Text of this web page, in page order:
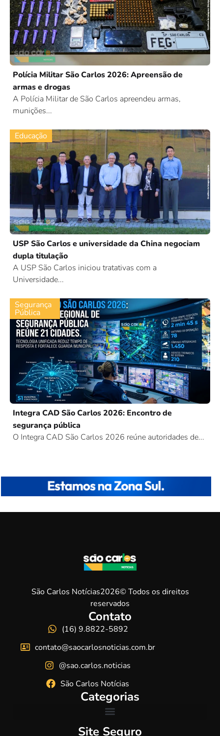
Polícia Militar São Carlos 2026: Apreensão de
armas e drogas
A Polícia Militar de São Carlos apreendeu armas,
munições...
Educação
USP São Carlos e universidade da China negociam
dupla titulação
A USP São Carlos iniciou tratativas com a
Universidade...
Segurança
Pública
Integra CAD São Carlos 2026: Encontro de
segurança pública
O Integra CAD São Carlos 2026 reúne autoridades de...
São Carlos Notícias2026© Todos os direitos
reservados
Contato
(16) 9.8822-5892
contato@saocarlosnoticias.com.br
@sao.carlos.noticias
São Carlos Notícias
Categorias
Site Seguro